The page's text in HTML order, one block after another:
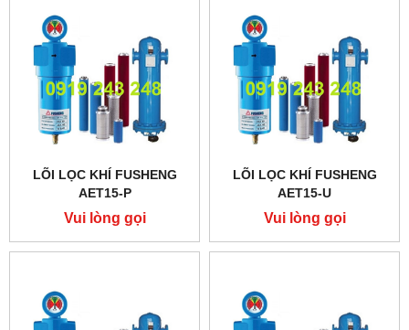
LÕI LỌC KHÍ FUSHENG
AET15-P
Vui lòng gọi
LÕI LỌC KHÍ FUSHENG
AET15-U
Vui lòng gọi